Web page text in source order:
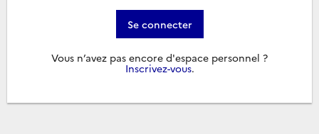
Se connecter
Vous n’avez pas encore d'espace personnel ?
Inscrivez-vous.